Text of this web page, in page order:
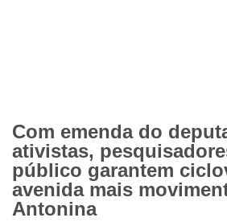
Com emenda do
ativistas,
público garantem
avenida mais
Antonina